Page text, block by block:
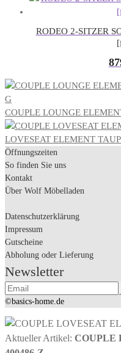
RODEO 2-SITZER
COUPLE LOUNGE
LOVESEAT ELEMENT
Öffnungszeiten
So finden Sie uns
Kontakt
Über Wolf Möbelladen
Datenschutzerklärung
Impressum
Gutscheine
Abholung oder Lieferung
Newsletter
©basics-home.de
Aktueller Artikel: COUPLE